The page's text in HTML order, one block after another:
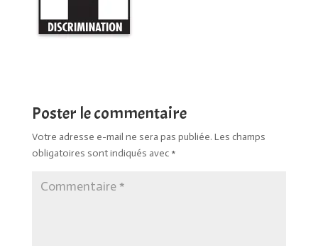
Poster le commentaire
Votre adresse e-mail ne sera pas publiée. Les champs
obligatoires sont indiqués avec *